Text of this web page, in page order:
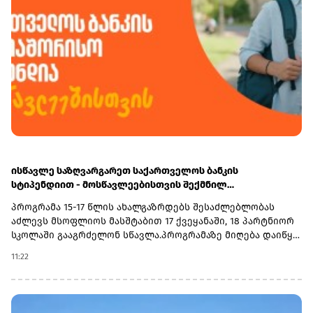
ისწავლე საზღვარგარეთ საქართველოს ბანკის
სტიპენდიით - მოსწავლეებისთვის შექმნილ
პროგრამა 15-17 წლის ახალგაზრდებს შესაძლებლობას
აძლევს მსოფლიოს მასშტაბით 17 ქვეყანაში, 18 პარტნიორ
სკოლაში გააგრძელონ სწავლა.პროგრამაზე მიღება დაიწყო
მსოფლიო სკოლები (UWC) წარმოადგენს საერთაშორისო
საგანმანათლებლო მოძრაობას ახალგაზრდებისთვის,
11:22